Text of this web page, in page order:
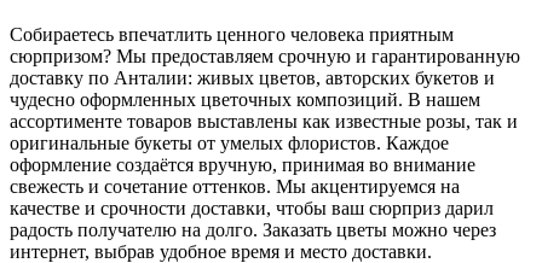
Собираетесь впечатлить ценного человека приятным
сюрпризом? Мы предоставляем срочную и гарантированную
доставку по Анталии: живых цветов, авторских букетов и
чудесно оформленных цветочных композиций. В нашем
ассортименте товаров выставлены как известные розы, так и
оригинальные букеты от умелых флористов. Каждое
оформление создаётся вручную, принимая во внимание
свежесть и сочетание оттенков. Мы акцентируемся на
качестве и срочности доставки, чтобы ваш сюрприз дарил
радость получателю на долго. Заказать цветы можно через
интернет, выбрав удобное время и место доставки.